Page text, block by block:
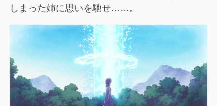
しまった姉に思いを馳せ……。